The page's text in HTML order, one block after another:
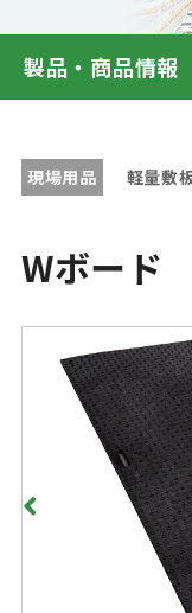
製品・商品情報
現場用品 軽量敷
Wボード